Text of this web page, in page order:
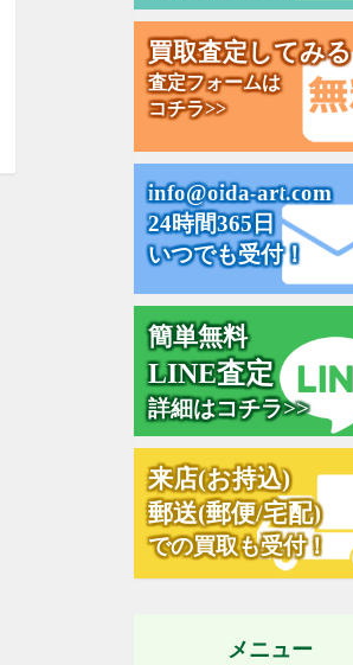
買取査定してみる
査定フォームは
コチラ>>
info@oida-art.com
24時間365日
いつでも受付！
簡単無料
LINE査定
詳細はコチラ>>
来店(お持込)
郵送(郵便/宅配)
での買取も受付！
メニュー